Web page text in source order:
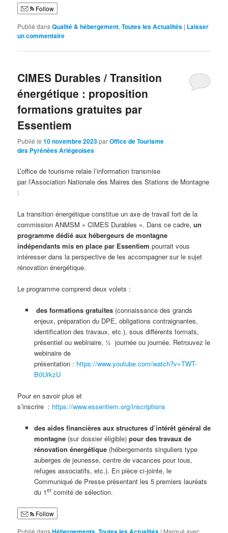
Follow
Publié dansQualité & hébergement,Toutes les Actualités | Laisser
un commentaire
CIMES Durables / Transition
énergétique : proposition
formations gratuites par
Essentiem
Publié le10 novembre 2023parOffice de Tourisme
des Pyrénées Ariégeoises
L’office de tourisme relaie l’information transmise
par l’Association Nationale des Maires des Stations de Montagne
:
La transition énergétique constitue un axe de travail fort de la
commission ANMSM « CIMES Durables ». Dans ce cadre,un
programme dédié aux hébergeurs de montagne
indépendants mis en place par Essentiem pourrait vous
intéresser dans la perspective de les accompagner sur le sujet
rénovation énergétique.
Le programme comprend deux volets :
des formations gratuites (connaissance des grands
enjeux, préparation du DPE, obligations contraignantes,
identification des travaux, etc.), sous différents formats,
présentiel ou webinaire, ½ journée ou journée. Retrouvez le
webinaire de
présentation : https://www.youtube.com/watch?v=TWT-
B0UrkzU
Pour en savoir plus et
s’inscrire : https://www.essentiem.org/inscriptions
des aides financières aux structures d’intérêt général de
montagne(sur dossier éligible) pour des travaux de
rénovation énergétique(hébergements singuliers type
auberges de jeunesse, centre de vacances pour tous,
refuges associatifs, etc.). En pièce ci-jointe, le
Communiqué de Presse présentant les 5 premiers lauréats
du 1ercomité de sélection.
Follow